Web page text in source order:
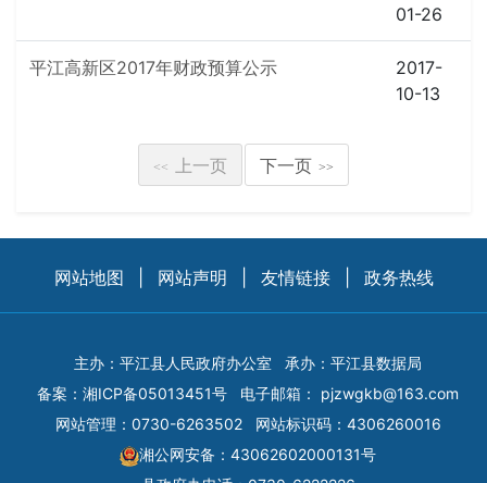
01-26
平江高新区2017年财政预算公示
2017-
10-13
<< 上一页 下一页 >>
网站地图 网站声明 友情链接 政务热线
主办：平江县人民政府办公室
承办：平江县数据局
备案： 湘ICP备05013451号 电子邮箱： pjzwgkb@163.com
网站管理：0730-6263502
网站标识码：4306260016
湘公网安备：43062602000131号